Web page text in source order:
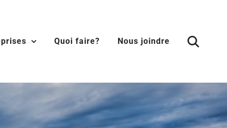
Quoi faire? Nous joindre